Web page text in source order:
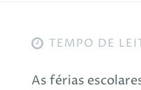
TEMPO DE
As férias